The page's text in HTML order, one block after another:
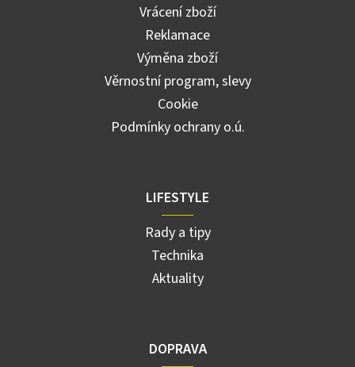
Vrácení zboží
Reklamace
Výměna zboží
Věrnostní program, slevy
Cookie
Podmínky ochrany o.ú.
LIFESTYLE
Rady a tipy
Technika
Aktuality
DOPRAVA